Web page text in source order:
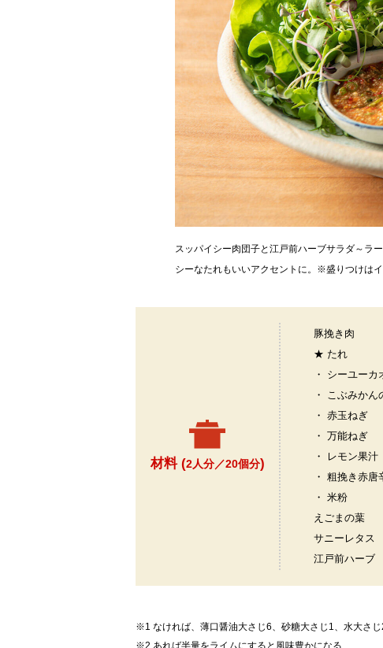
スッパイシー肉団子と江戸前ハーブサラダ～ラ
シーなたれもいいアクセントに。※盛りつけは
材料 (2人分／20個分)
豚挽き肉
★ たれ
・ シーユーカ
・ こぶみかん
・ 赤玉ねぎ
・ 万能ねぎ
・ レモン果汁
・ 粗挽き赤唐
・ 米粉
えごまの葉
サニーレタス
江戸前ハーブ
※1 なければ、薄口醤油大さじ6、砂糖大さじ1、水大さじ
※2 あれば半量をライムにすると風味豊かになる